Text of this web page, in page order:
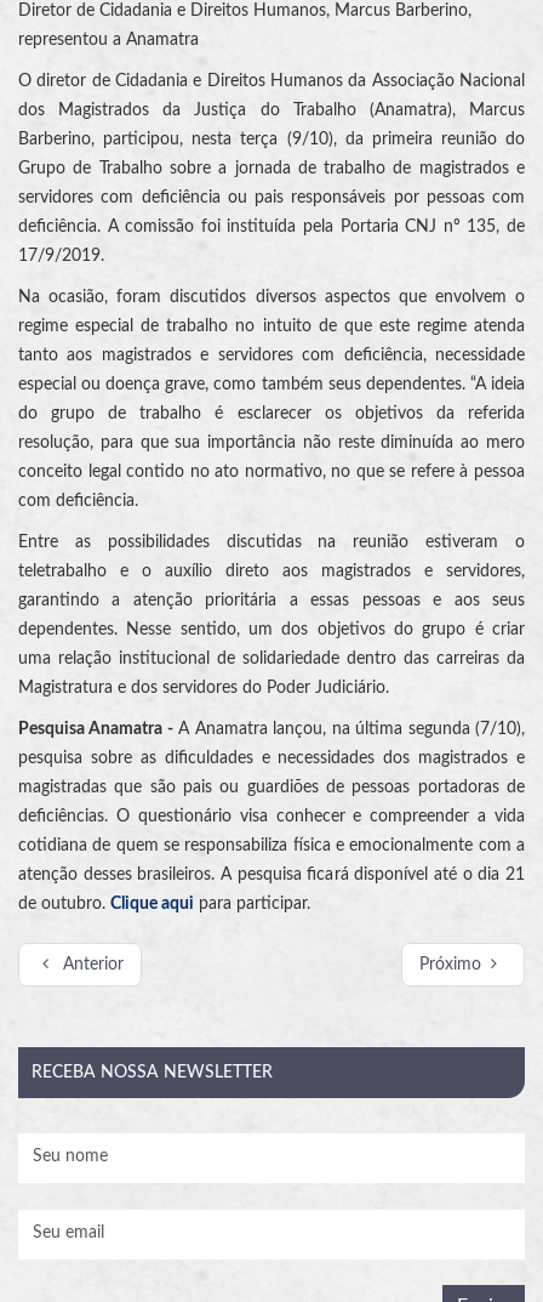
Diretor de Cidadania e Direitos Humanos, Marcus Barberino,
representou a Anamatra
O diretor de Cidadania e Direitos Humanos da Associação Nacional
dos Magistrados da Justiça do Trabalho (Anamatra), Marcus
Barberino, participou, nesta terça (9/10), da primeira reunião do
Grupo de Trabalho sobre a jornada de trabalho de magistrados e
servidores com deficiência ou pais responsáveis por pessoas com
deficiência. A comissão foi instituída pela Portaria CNJ nº 135, de
17/9/2019.
Na ocasião, foram discutidos diversos aspectos que envolvem o
regime especial de trabalho no intuito de que este regime atenda
tanto aos magistrados e servidores com deficiência, necessidade
especial ou doença grave, como também seus dependentes. “A ideia
do grupo de trabalho é esclarecer os objetivos da referida
resolução, para que sua importância não reste diminuída ao mero
conceito legal contido no ato normativo, no que se refere à pessoa
com deficiência.
Entre as possibilidades discutidas na reunião estiveram o
teletrabalho e o auxílio direto aos magistrados e servidores,
garantindo a atenção prioritária a essas pessoas e aos seus
dependentes. Nesse sentido, um dos objetivos do grupo é criar
uma relação institucional de solidariedade dentro das carreiras da
Magistratura e dos servidores do Poder Judiciário.
Pesquisa Anamatra -A Anamatra lançou, na última segunda (7/10),
pesquisa sobre as dificuldades e necessidades dos magistrados e
magistradas que são pais ou guardiões de pessoas portadoras de
deficiências. O questionário visa conhecer e compreender a vida
cotidiana de quem se responsabiliza física e emocionalmente com a
atenção desses brasileiros. A pesquisa ficará disponível até o dia 21
de outubro. Clique aqui para participar.
Anterior Próximo
RECEBA NOSSA NEWSLETTER